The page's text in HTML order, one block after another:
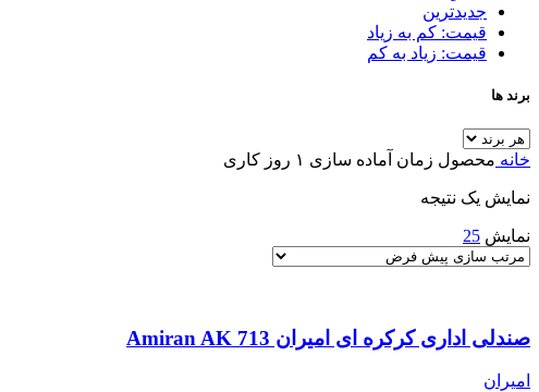
جدیدترین
قیمت: کم به زیاد
قیمت: زیاد به کم
برند ها
خانه محصول زمان آماده سازی ۱ روز کاری
نمایش یک نتیجه
نمایش 25
صندلی اداری کرکره ای امیران Amiran AK 713
امیران